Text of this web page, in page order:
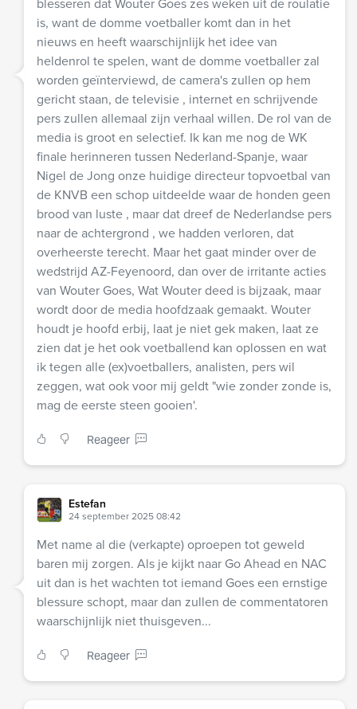
blesseren dat Wouter Goes zes weken uit de roulatie
is, want de domme voetballer komt dan in het
nieuws en heeft waarschijnlijk het idee van
heldenrol te spelen, want de domme voetballer zal
worden geïnterviewd, de camera's zullen op hem
gericht staan, de televisie , internet en schrijvende
pers zullen allemaal zijn verhaal willen. De rol van de
media is groot en selectief. Ik kan me nog de WK
finale herinneren tussen Nederland-Spanje, waar
Nigel de Jong onze huidige directeur topvoetbal van
de KNVB een schop uitdeelde waar de honden geen
brood van luste , maar dat dreef de Nederlandse pers
naar de achtergrond , we hadden verloren, dat
overheerste terecht. Maar het gaat minder over de
wedstrijd AZ-Feyenoord, dan over de irritante acties
van Wouter Goes, Wat Wouter deed is bijzaak, maar
wordt door de media hoofdzaak gemaakt. Wouter
houdt je hoofd erbij, laat je niet gek maken, laat ze
zien dat je het ook voetballend kan oplossen en wat
ik tegen alle (ex)voetballers, analisten, pers wil
zeggen, wat ook voor mij geldt "wie zonder zonde is,
mag de eerste steen gooien'.
Reageer
Estefan
24 september 2025 08:42
Met name al die (verkapte) oproepen tot geweld
baren mij zorgen. Als je kijkt naar Go Ahead en NAC
uit dan is het wachten tot iemand Goes een ernstige
blessure schopt, maar dan zullen de commentatoren
waarschijnlijk niet thuisgeven...
Reageer